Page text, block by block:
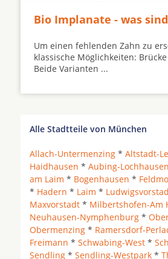
Bio Implanate - was
Um einen fehlenden Zahn zu
klassische Möglichkeiten:
Beide Varianten ...
Alle Stadtteile von München
Allach-Untermenzing * Altstadt-
Haidhausen * Aubing-
am Laim * Bogenhausen *
* Hadern * Laim *
Maxvorstadt * Milbertshofen-Am
Neuhausen-Nymphenburg *
Obermenzing * Ramersdorf-
Freimann * Schwabing-West *
Sendling * Sendling-Westpark *